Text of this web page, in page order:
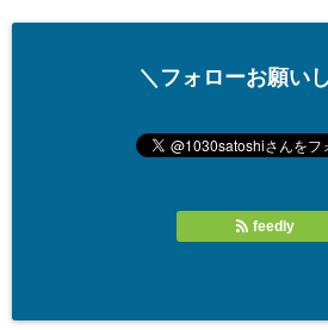
＼フォローお願い
feedly